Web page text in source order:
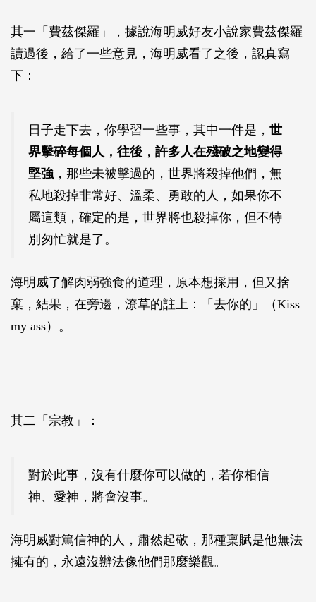
其一「費茲傑羅」，據說海明威好友小說家費茲傑羅
讀過後，給了一些意見，海明威看了之後，認真寫
下：
日子走下去，你學習一些事，其中一件是， 世
界擊碎每個人，往後，許多人在殘破之地變得
堅強 ，那些未被擊過的，世界將殺掉他們，無
私地殺掉非常好、溫柔、勇敢的人，如果你不
屬這類，確定的是，世界將也殺掉你，但不特
別匆忙就是了。
海明威了解肉弱強食的道理，原本想採用，但又捨
棄，結果，在旁邊，潦草的註上：「去你的」（Kiss
my ass）。
其二「宗教」：
對於此事，沒有什麼你可以做的，若你相信
神、愛神，將會沒事。
海明威對篤信神的人，肅然起敬，那種稟賦是他無法
擁有的，永遠沒辦法像他們那麼樂觀。